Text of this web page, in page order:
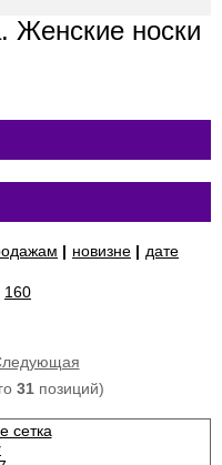
Женские носки
| новизне | дате
160
31позиций)
сетка